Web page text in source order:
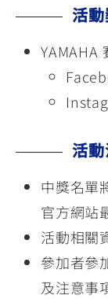
活
YAMAHA
活
中獎名單
官方網站
活動相關
參加者參
及注意事